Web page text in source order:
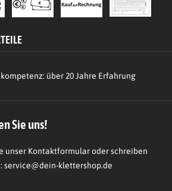
über 20 Jahre Erfahrung
Sie uns!
unser Kontaktformular oder schreiben
service@dein-klettershop.de